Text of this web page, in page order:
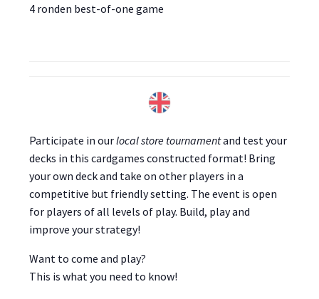
4 ronden best-of-one game
Participate in ourlocal store tournamentand test your
decks in this cardgames constructed format! Bring
your own deck and take on other players in a
competitive but friendly setting. The event is open
for players of all levels of play. Build, play and
improve your strategy!
Want to come and play?
This is what you need to know!